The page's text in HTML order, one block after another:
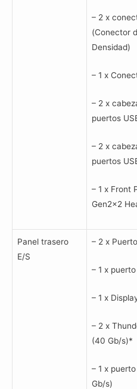
– 2 x
(Conector
Densidad)
– 1 x
– 2 x
puertos
– 2 x
puertos
– 1 x Front
Gen2x2
Panel trasero
E/S
– 2 x
– 1 x
– 1 x
– 2 x
(40 Gb/s)*
– 1 x
Gb/s)